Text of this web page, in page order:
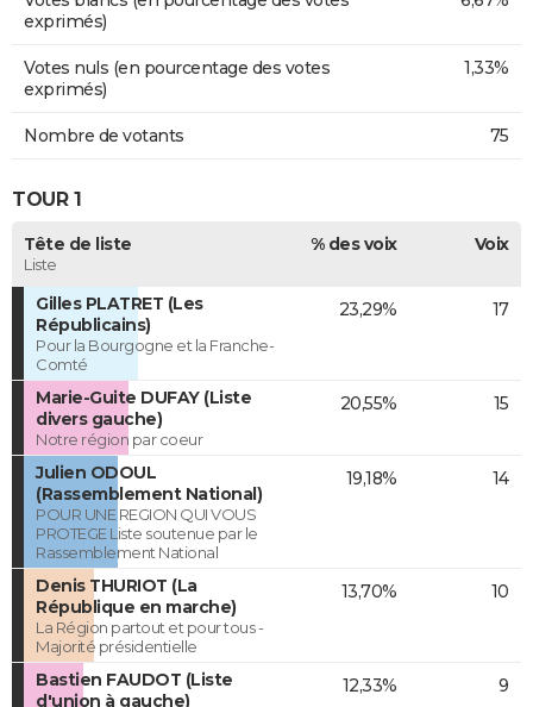
exprimés)
Votes nuls (en pourcentage des votes
exprimés)
1,33%
Nombre de votants 75
TOUR 1
Tête de liste
Liste
% des voix Voix
Gilles PLATRET (Les
Républicains)
Pour la Bourgogne et la Franche-
Comté
23,29% 17
Marie-Guite DUFAY (Liste
divers gauche)
Notre région par coeur
20,55% 15
Julien ODOUL
(Rassemblement National)
POUR UNE REGION QUI VOUS
PROTEGE Liste soutenue par le
Rassemblement National
19,18% 14
Denis THURIOT (La
République en marche)
La Région partout et pour tous -
Majorité présidentielle
13,70% 10
Bastien FAUDOT (Liste
d'union à gauche)
12,33% 9